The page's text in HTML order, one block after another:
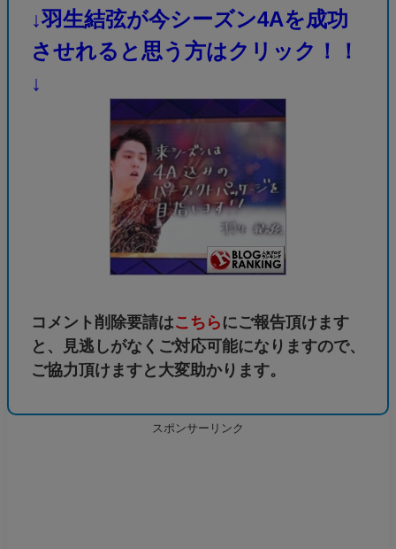
↓羽生結弦が今シーズン4Aを成功
させれると思う方はクリック！！
↓
コメント削除要請はこちら にご報告頂けます
と、見逃しがなくご対応可能になりますので、
ご協力頂けますと大変助かります。
スポンサーリンク